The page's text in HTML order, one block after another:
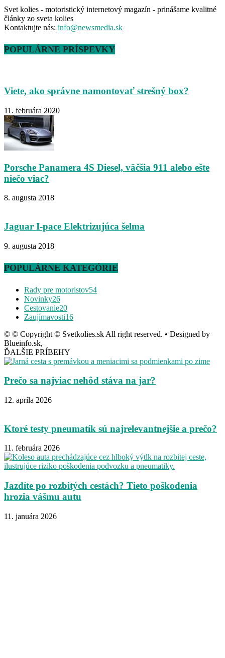
Svet kolies - motoristický internetový magazín - prinášame kvalitné
články zo sveta kolies
Kontaktujte nás: info@newsmedia.sk
POPULÁRNE PRÍSPEVKY
Viete, ako správne namontovať strešný box?
11. februára 2020
Porsche Panamera 4S Diesel, väčšia 911 alebo ešte
niečo viac?
8. augusta 2018
Jaguar I-pace Elektrizujúca šelma
9. augusta 2018
POPULÁRNE KATEGÓRIE
Rady pre motoristov54
Novinky26
Cestovanie20
Zaujímavosti16
© © Copyright © Svetkolies.sk All right reserved. • Designed by
Blueinfo.sk,
ĎALŠIE PRÍBEHY
Prečo sa najviac nehôd stáva na jar?
12. apríla 2026
Ktoré testy pneumatík sú najrelevantnejšie a prečo?
11. februára 2026
Jazdíte po rozbitých cestách? Tieto poškodenia
hrozia vášmu autu
11. januára 2026